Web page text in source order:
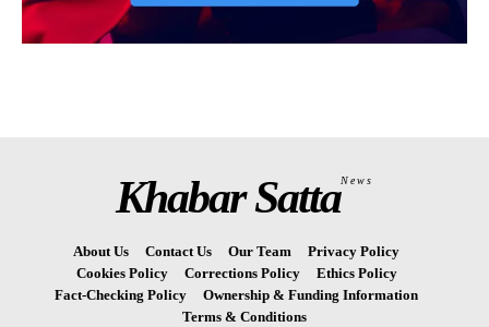
Khabar SattaNews
About Us Contact Us Our Team
Privacy Policy
Cookies Policy
Corrections Policy
Ethics Policy
Fact-Checking Policy
Ownership & Funding Information
Terms & Conditions